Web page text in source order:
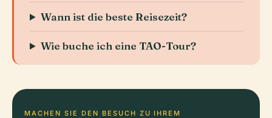
Wann ist die beste Reisezeit?
Wie buche ich eine TAO-Tour?
MACHEN SIE DEN BESUCH ZU IHREM